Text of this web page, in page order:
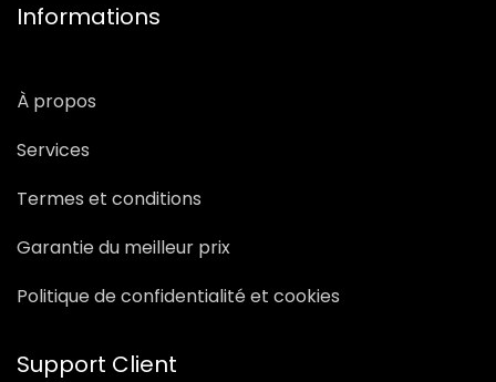
Informations
À propos
Services
Termes et conditions
Garantie du meilleur prix
Politique de confidentialité et cookies
Support Client